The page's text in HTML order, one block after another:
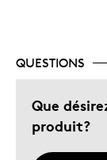
QUESTIONS
Que
produit?